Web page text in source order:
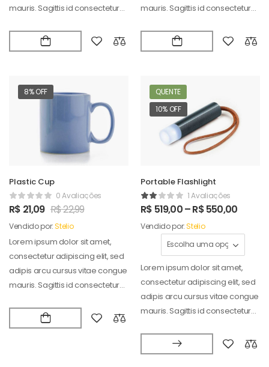
mauris. Sagittis id consectetur
mauris. Sagittis id consectetur
8% OFF
Plastic Cup
0 Avaliações
R$ 21,09 R$22,99
Vendido por:Stelio
Lorem ipsum dolor sit amet,
consectetur adipiscing elit, sed
adipis arcu cursus vitae congue
mauris. Sagittis id consectetur
QUENTE
10% OFF
Portable Flashlight
1 Avaliações
R$ 519,00–R$550,00
Vendido por:Stelio
Lorem ipsum dolor sit amet,
consectetur adipiscing elit, sed
adipis arcu cursus vitae congue
mauris. Sagittis id consectetur